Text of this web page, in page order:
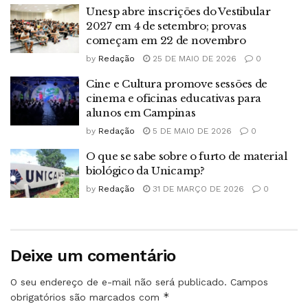
Unesp abre inscrições do Vestibular
2027 em 4 de setembro; provas
começam em 22 de novembro
by Redação 25 DE MAIO DE 2026 0
Cine e Cultura promove sessões de
cinema e oficinas educativas para
alunos em Campinas
by Redação 5 DE MAIO DE 2026 0
O que se sabe sobre o furto de material
biológico da Unicamp?
by Redação 31 DE MARÇO DE 2026 0
Deixe um comentário
O seu endereço de e-mail não será publicado. Campos
obrigatórios são marcados com *